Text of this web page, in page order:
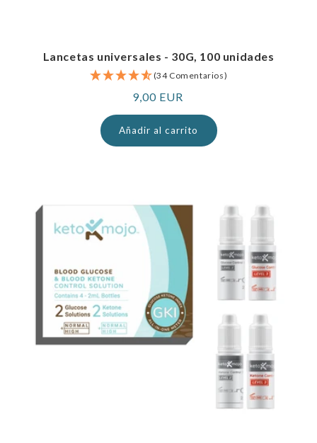
Lancetas universales - 30G, 100 unidades
(34 Comentarios)
Precio
normal
9,00 EUR
Añadir al carrito